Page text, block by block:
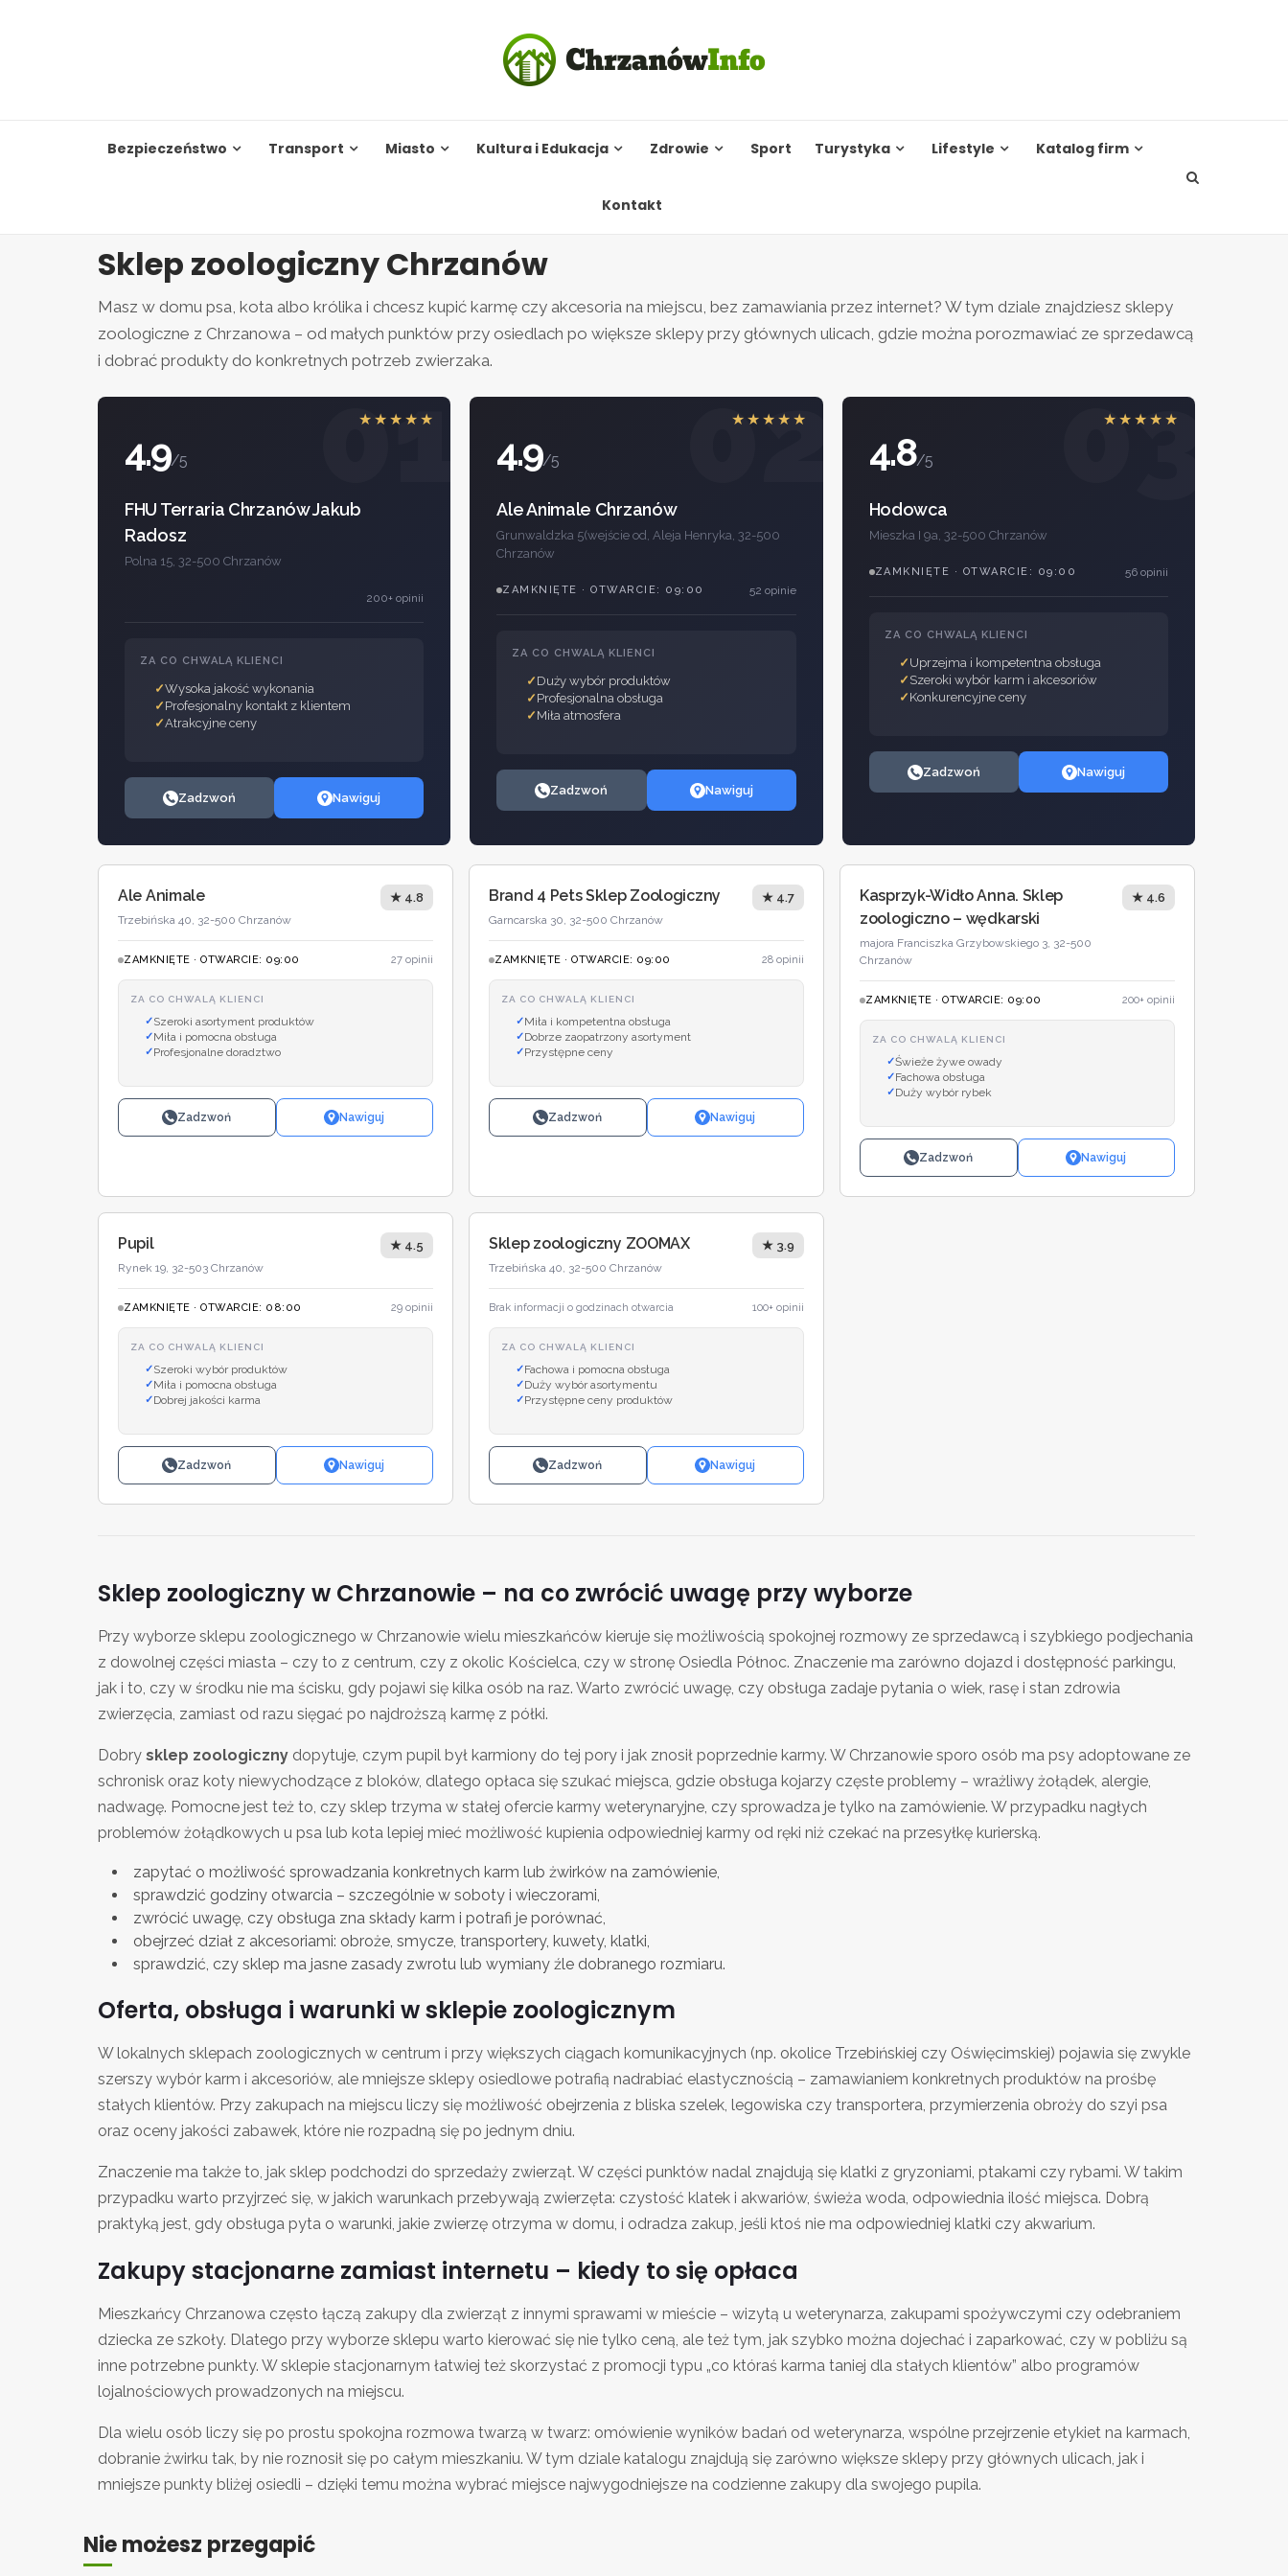
Bezpieczeństwo Transport Miasto Kultura i Edukacja Zdrowie Sport Turystyka Lifestyle Katalog firm
Kontakt
Sklep zoologiczny Chrzanów
Masz w domu psa, kota albo królika i chcesz kupić karmę czy akcesoria na miejscu, bez zamawiania przez internet? W tym dziale znajdziesz sklepy
zoologiczne z Chrzanowa – od małych punktów przy osiedlach po większe sklepy przy głównych ulicach, gdzie można porozmawiać ze sprzedawcą
i dobrać produkty do konkretnych potrzeb zwierzaka.
01
★★★★★
4.9/5
FHU Terraria Chrzanów Jakub
Radosz
Polna 15, 32-500 Chrzanów
200+ opinii
ZA CO CHWALĄ KLIENCI
Wysoka jakość wykonania
Profesjonalny kontakt z klientem
Atrakcyjne ceny
Zadzwoń Nawiguj
02
★★★★★
4.9/5
Ale Animale Chrzanów
Grunwaldzka 5(wejście od, Aleja Henryka, 32-500
Chrzanów
ZAMKNIĘTE · OTWARCIE: 09:00 52 opinie
ZA CO CHWALĄ KLIENCI
Duży wybór produktów
Profesjonalna obsługa
Miła atmosfera
Zadzwoń Nawiguj
03
★★★★★
4.8/5
Hodowca
Mieszka I 9a, 32-500 Chrzanów
ZAMKNIĘTE · OTWARCIE: 09:00 56 opinii
ZA CO CHWALĄ KLIENCI
Uprzejma i kompetentna obsługa
Szeroki wybór karm i akcesoriów
Konkurencyjne ceny
Zadzwoń Nawiguj
Ale Animale
Trzebińska 40, 32-500 Chrzanów
★ 4.8
ZAMKNIĘTE · OTWARCIE: 09:00 27 opinii
ZA CO CHWALĄ KLIENCI
Szeroki asortyment produktów
Miła i pomocna obsługa
Profesjonalne doradztwo
Zadzwoń Nawiguj
Brand 4 Pets Sklep Zoologiczny
Garncarska 30, 32-500 Chrzanów
★ 4.7
ZAMKNIĘTE · OTWARCIE: 09:00 28 opinii
ZA CO CHWALĄ KLIENCI
Miła i kompetentna obsługa
Dobrze zaopatrzony asortyment
Przystępne ceny
Zadzwoń Nawiguj
Kasprzyk-Widło Anna. Sklep
zoologiczno – wędkarski
majora Franciszka Grzybowskiego 3, 32-500
Chrzanów
★ 4.6
ZAMKNIĘTE · OTWARCIE: 09:00 200+ opinii
ZA CO CHWALĄ KLIENCI
Świeże żywe owady
Fachowa obsługa
Duży wybór rybek
Zadzwoń Nawiguj
Pupil
Rynek 19, 32-503 Chrzanów
★ 4.5
ZAMKNIĘTE · OTWARCIE: 08:00 29 opinii
ZA CO CHWALĄ KLIENCI
Szeroki wybór produktów
Miła i pomocna obsługa
Dobrej jakości karma
Zadzwoń Nawiguj
Sklep zoologiczny ZOOMAX
Trzebińska 40, 32-500 Chrzanów
★ 3.9
Brak informacji o godzinach otwarcia 100+ opinii
ZA CO CHWALĄ KLIENCI
Fachowa i pomocna obsługa
Duży wybór asortymentu
Przystępne ceny produktów
Zadzwoń Nawiguj
Sklep zoologiczny w Chrzanowie – na co zwrócić uwagę przy wyborze
Przy wyborze sklepu zoologicznego w Chrzanowie wielu mieszkańców kieruje się możliwością spokojnej rozmowy ze sprzedawcą i szybkiego podjechania
z dowolnej części miasta – czy to z centrum, czy z okolic Kościelca, czy w stronę Osiedla Północ. Znaczenie ma zarówno dojazd i dostępność parkingu,
jak i to, czy w środku nie ma ścisku, gdy pojawi się kilka osób na raz. Warto zwrócić uwagę, czy obsługa zadaje pytania o wiek, rasę i stan zdrowia
zwierzęcia, zamiast od razu sięgać po najdroższą karmę z półki.
Dobry sklep zoologiczny dopytuje, czym pupil był karmiony do tej pory i jak znosił poprzednie karmy. W Chrzanowie sporo osób ma psy adoptowane ze
schronisk oraz koty niewychodzące z bloków, dlatego opłaca się szukać miejsca, gdzie obsługa kojarzy częste problemy – wrażliwy żołądek, alergie,
nadwagę. Pomocne jest też to, czy sklep trzyma w stałej ofercie karmy weterynaryjne, czy sprowadza je tylko na zamówienie. W przypadku nagłych
problemów żołądkowych u psa lub kota lepiej mieć możliwość kupienia odpowiedniej karmy od ręki niż czekać na przesyłkę kurierską.
zapytać o możliwość sprowadzania konkretnych karm lub żwirków na zamówienie,
sprawdzić godziny otwarcia – szczególnie w soboty i wieczorami,
zwrócić uwagę, czy obsługa zna składy karm i potrafi je porównać,
obejrzeć dział z akcesoriami: obroże, smycze, transportery, kuwety, klatki,
sprawdzić, czy sklep ma jasne zasady zwrotu lub wymiany źle dobranego rozmiaru.
Oferta, obsługa i warunki w sklepie zoologicznym
W lokalnych sklepach zoologicznych w centrum i przy większych ciągach komunikacyjnych (np. okolice Trzebińskiej czy Oświęcimskiej) pojawia się zwykle
szerszy wybór karm i akcesoriów, ale mniejsze sklepy osiedlowe potrafią nadrabiać elastycznością – zamawianiem konkretnych produktów na prośbę
stałych klientów. Przy zakupach na miejscu liczy się możliwość obejrzenia z bliska szelek, legowiska czy transportera, przymierzenia obroży do szyi psa
oraz oceny jakości zabawek, które nie rozpadną się po jednym dniu.
Znaczenie ma także to, jak sklep podchodzi do sprzedaży zwierząt. W części punktów nadal znajdują się klatki z gryzoniami, ptakami czy rybami. W takim
przypadku warto przyjrzeć się, w jakich warunkach przebywają zwierzęta: czystość klatek i akwariów, świeża woda, odpowiednia ilość miejsca. Dobrą
praktyką jest, gdy obsługa pyta o warunki, jakie zwierzę otrzyma w domu, i odradza zakup, jeśli ktoś nie ma odpowiedniej klatki czy akwarium.
Zakupy stacjonarne zamiast internetu – kiedy to się opłaca
Mieszkańcy Chrzanowa często łączą zakupy dla zwierząt z innymi sprawami w mieście – wizytą u weterynarza, zakupami spożywczymi czy odebraniem
dziecka ze szkoły. Dlatego przy wyborze sklepu warto kierować się nie tylko ceną, ale też tym, jak szybko można dojechać i zaparkować, czy w pobliżu są
inne potrzebne punkty. W sklepie stacjonarnym łatwiej też skorzystać z promocji typu „co któraś karma taniej dla stałych klientów” albo programów
lojalnościowych prowadzonych na miejscu.
Dla wielu osób liczy się po prostu spokojna rozmowa twarzą w twarz: omówienie wyników badań od weterynarza, wspólne przejrzenie etykiet na karmach,
dobranie żwirku tak, by nie roznosił się po całym mieszkaniu. W tym dziale katalogu znajdują się zarówno większe sklepy przy głównych ulicach, jak i
mniejsze punkty bliżej osiedli – dzięki temu można wybrać miejsce najwygodniejsze na codzienne zakupy dla swojego pupila.
Nie możesz przegapić